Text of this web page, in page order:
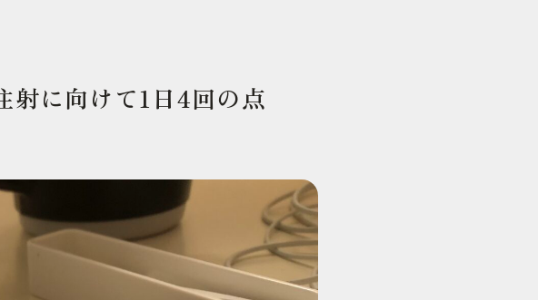
射に向けて1日4回の点